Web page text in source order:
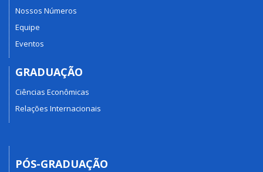
Nossos Números
Equipe
Eventos
GRADUAÇÃO
Ciências Econômicas
Relações Internacionais
PÓS-GRADUAÇÃO